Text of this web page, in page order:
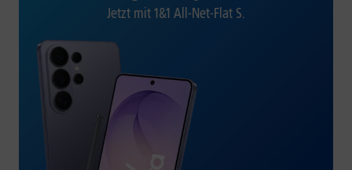
Jetzt mit 1&1 All-Net-Flat S.